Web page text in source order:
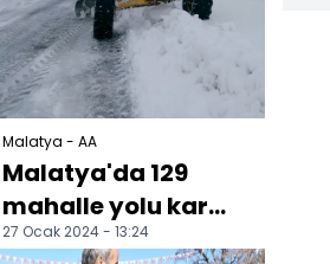
Malatya - AA
Malatya'da 129
mahalle yolu kar
nedeniyle ulaşıma
27 Ocak 2024 - 13:24